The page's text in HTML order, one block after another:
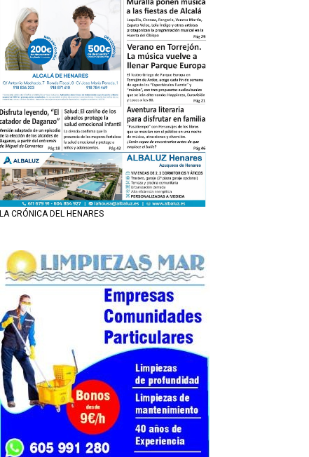
LA CRÓNICA DEL HENARES